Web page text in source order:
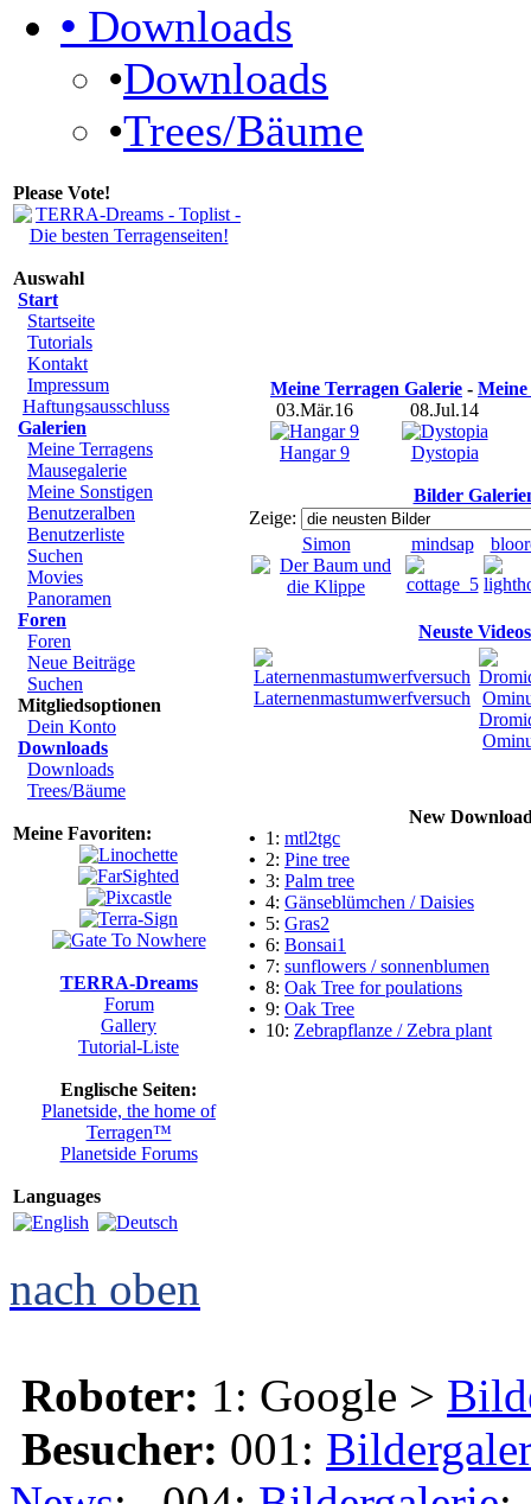
• Downloads
•Downloads
•Trees/Bäume
Please Vote!
Auswahl
Start
Startseite
Tutorials
Kontakt
Impressum
Haftungsausschluss
Galerien
Meine Terragens
Mausegalerie
Meine Sonstigen
Benutzeralben
Benutzerliste
Suchen
Movies
Panoramen
Foren
Foren
Neue Beiträge
Suchen
Mitgliedsoptionen
Dein Konto
Downloads
Downloads
Trees/Bäume
Meine Favoriten:
TERRA-Dreams
Forum
Gallery
Tutorial-Liste
Englische Seiten:
Planetside, the home of
Terragen™
Planetside Forums
Languages
Meine Terragen Galerie -
03.Mär.16
Hangar 9
08.Jul.14
Dystopia
Bilder
Zeige:
Simon
mindsap
Neuste Videos
Laternenmastumwerfversuch
New
• 1: mtl2tgc
• 2: Pine tree
• 3: Palm tree
• 4: Gänseblümchen / Daisies
• 5: Gras2
• 6: Bonsai1
• 7: sunflowers / sonnenblumen
• 8: Oak Tree for poulations
• 9: Oak Tree
• 10: Zebrapflanze / Zebra plant
nach oben
Roboter: 1: Google >
Besucher: 001: